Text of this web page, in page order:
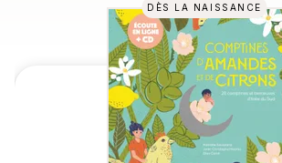
DÈS LA NAISSANCE